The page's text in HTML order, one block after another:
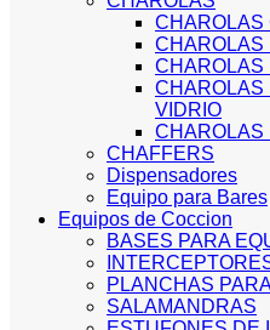
CHAROLAS
CHAROLAS
CHAROLAS
CHAROLAS
VIDRIO
CHAROLAS
CHAFFERS
Dispensadores
Equipo para Bares
Equipos de Coccion
BASES PARA
PLANCHAS
SALAMANDRAS